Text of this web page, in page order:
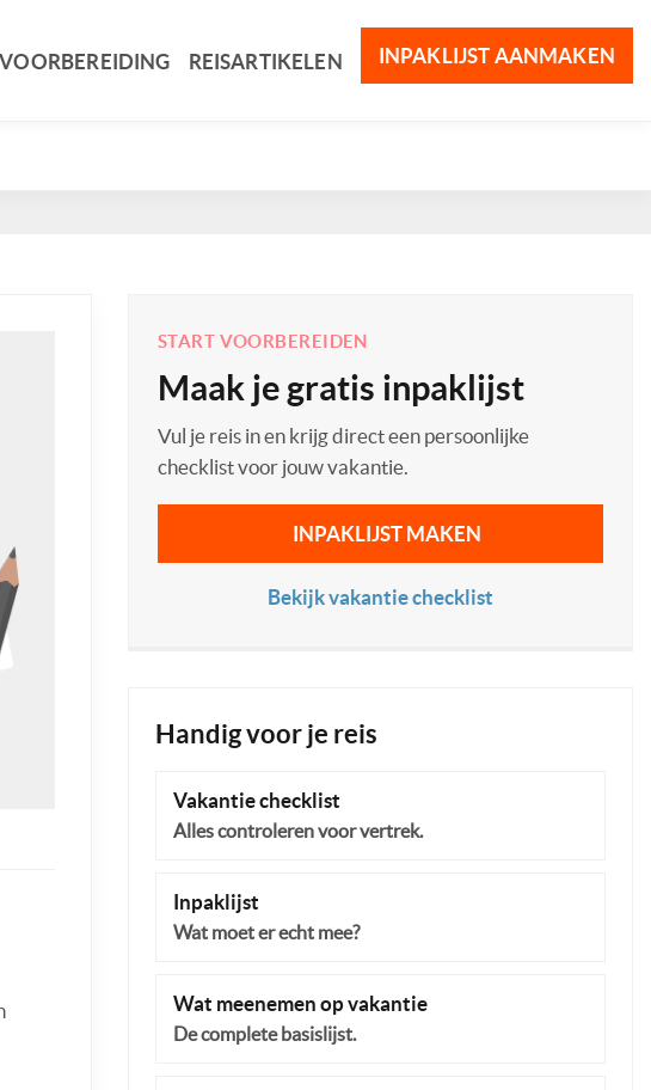
VOORBEREIDING REISARTIKELEN INPAKLIJST AANMAKEN
START VOORBEREIDEN
Maak je gratis inpaklijst
Vul je reis in en krijg direct een persoonlijke
checklist voor jouw vakantie.
INPAKLIJST MAKEN
Bekijk vakantie checklist
Handig voor je reis
Vakantie checklist
Alles controleren voor vertrek.
Inpaklijst
Wat moet er echt mee?
Wat meenemen op vakantie
De complete basislijst.